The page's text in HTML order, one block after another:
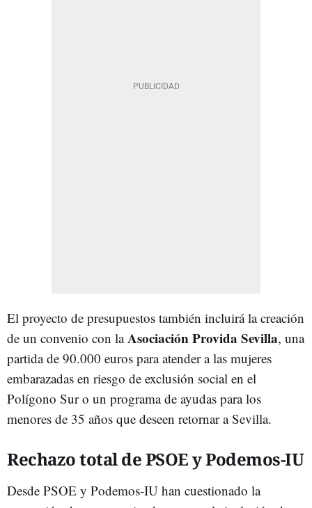
El proyecto de presupuestos también incluirá la creación
de un convenio con laAsociación Provida Sevilla, una
partida de 90.000 euros para atender a las mujeres
embarazadas en riesgo de exclusión social en el
Polígono Sur o un programa de ayudas para los
menores de 35 años que deseen retornar a Sevilla.
Rechazo total de PSOE y Podemos-IU
Desde PSOE y Podemos-IU han cuestionado la